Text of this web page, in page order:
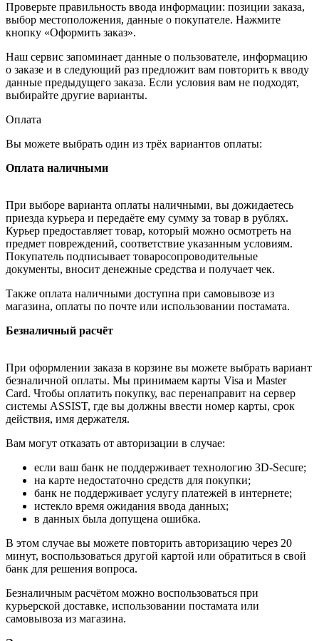
Проверьте правильность ввода информации: позиции заказа,
выбор местоположения, данные о покупателе. Нажмите
кнопку «Оформить заказ».
Наш сервис запоминает данные о пользователе, информацию
о заказе и в следующий раз предложит вам повторить к вводу
данные предыдущего заказа. Если условия вам не подходят,
выбирайте другие варианты.
Оплата
Вы можете выбрать один из трёх вариантов оплаты:
Оплата наличными
При выборе варианта оплаты наличными, вы дожидаетесь
приезда курьера и передаёте ему сумму за товар в рублях.
Курьер предоставляет товар, который можно осмотреть на
предмет повреждений, соответствие указанным условиям.
Покупатель подписывает товаросопроводительные
документы, вносит денежные средства и получает чек.
Также оплата наличными доступна при самовывозе из
магазина, оплаты по почте или использовании постамата.
Безналичный расчёт
При оформлении заказа в корзине вы можете выбрать вариант
безналичной оплаты. Мы принимаем карты Visa и Master
Card. Чтобы оплатить покупку, вас перенаправит на сервер
системы ASSIST, где вы должны ввести номер карты, срок
действия, имя держателя.
Вам могут отказать от авторизации в случае:
если ваш банк не поддерживает технологию 3D-Secure;
на карте недостаточно средств для покупки;
банк не поддерживает услугу платежей в интернете;
истекло время ожидания ввода данных;
в данных была допущена ошибка.
В этом случае вы можете повторить авторизацию через 20
минут, воспользоваться другой картой или обратиться в свой
банк для решения вопроса.
Безналичным расчётом можно воспользоваться при
курьерской доставке, использовании постамата или
самовывоза из магазина.